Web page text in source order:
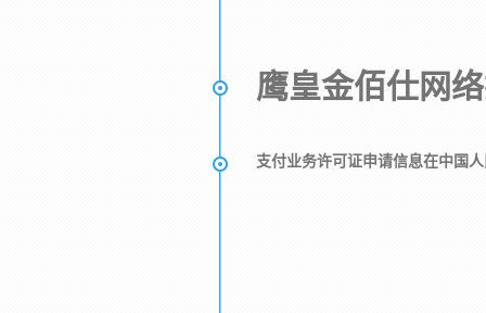
鹰皇金佰仕网
支付业务许可证申请信息在中国